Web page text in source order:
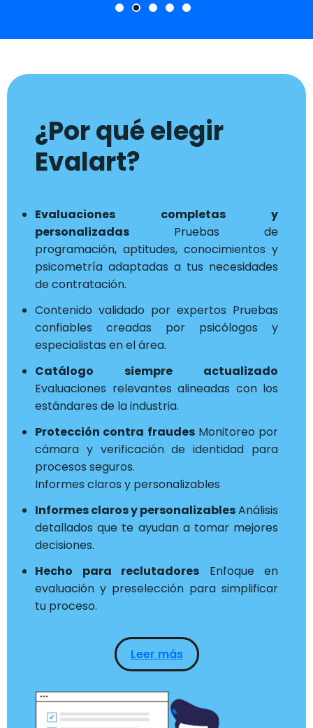
¿Por qué elegir
Evalart?
Evaluaciones completas y
personalizadas Pruebas de
programación, aptitudes, conocimientos y
psicometría adaptadas a tus necesidades
de contratación.
Contenido validado por expertos Pruebas
confiables creadas por psicólogos y
especialistas en el área.
Catálogo siempre actualizado
Evaluaciones relevantes alineadas con los
estándares de la industria.
Protección contra fraudesMonitoreo por
cámara y verificación de identidad para
procesos seguros.
Informes claros y personalizables
Informes claros y personalizablesAnálisis
detallados que te ayudan a tomar mejores
decisiones.
Hecho para reclutadores Enfoque en
evaluación y preselección para simplificar
tu proceso.
Leer más